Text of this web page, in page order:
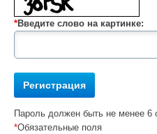
*Введите слово на картинке:
Пароль должен быть не менее 6
*Обязательные поля